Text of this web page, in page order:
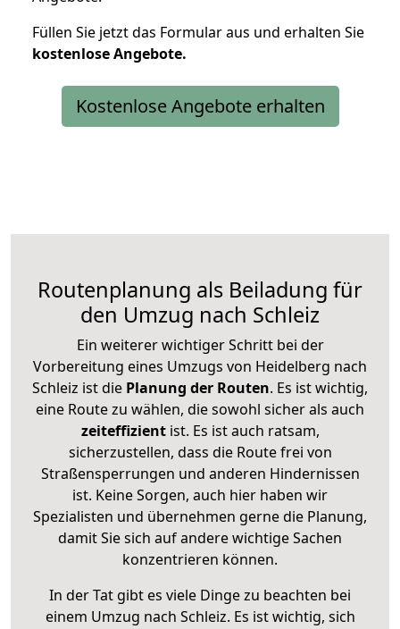
Füllen Sie jetzt das Formular aus und erhalten Sie
kostenloseAngebote.
Kostenlose Angebote erhalten
Routenplanung als Beiladung für
den Umzug nach Schleiz
Ein weiterer wichtiger Schritt bei der
Vorbereitung eines Umzugs von Heidelberg nach
Schleiz ist die Planung der Routen. Es ist wichtig,
eine Route zu wählen, die sowohl sicher als auch
zeiteffizientist. Es ist auch ratsam,
sicherzustellen, dass die Route frei von
Straßensperrungen und anderen Hindernissen
ist. Keine Sorgen, auch hier haben wir
Spezialisten und übernehmen gerne die Planung,
damit Sie sich auf andere wichtige Sachen
konzentrieren können.
In der Tat gibt es viele Dinge zu beachten bei
einem Umzug nach Schleiz. Es ist wichtig, sich